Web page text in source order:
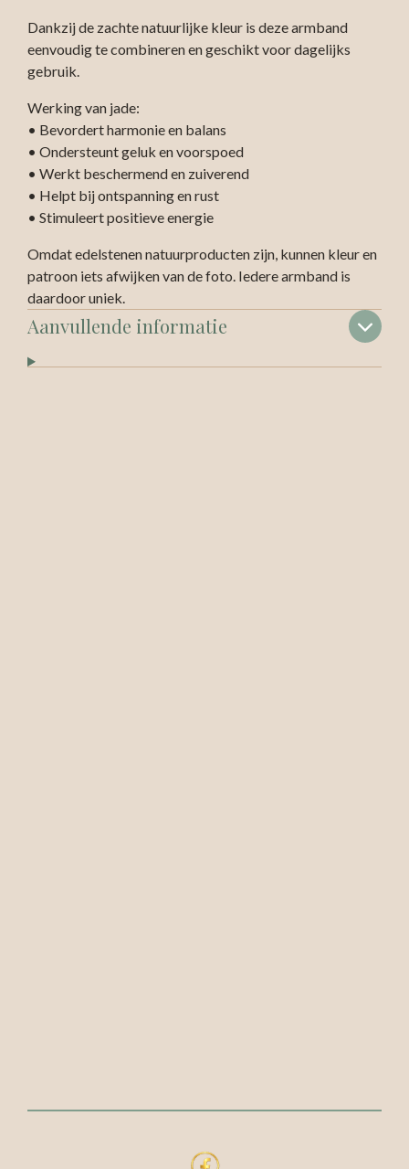
Dankzij de zachte natuurlijke kleur is deze armband
eenvoudig te combineren en geschikt voor dagelijks
gebruik.
Werking van jade:
• Bevordert harmonie en balans
• Ondersteunt geluk en voorspoed
• Werkt beschermend en zuiverend
• Helpt bij ontspanning en rust
• Stimuleert positieve energie
Omdat edelstenen natuurproducten zijn, kunnen kleur en
patroon iets afwijken van de foto. Iedere armband is
daardoor uniek.
Aanvullende informatie